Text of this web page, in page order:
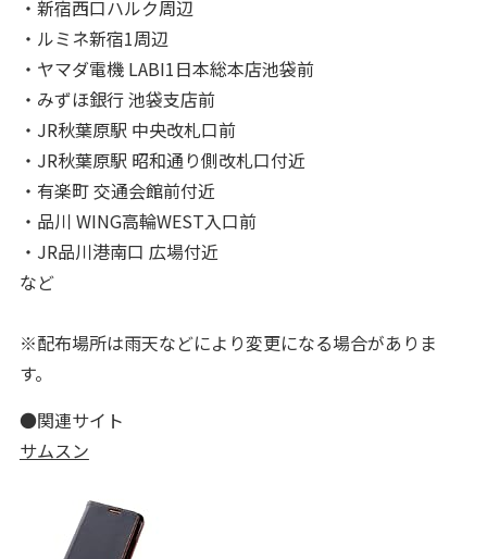
・新宿西口ハルク周辺
・ルミネ新宿1周辺
・ヤマダ電機 LABI1日本総本店池袋前
・みずほ銀行 池袋支店前
・JR秋葉原駅 中央改札口前
・JR秋葉原駅 昭和通り側改札口付近
・有楽町 交通会館前付近
・品川 WING高輪WEST入口前
・JR品川港南口 広場付近
など
※配布場所は雨天などにより変更になる場合がありま
す。
●関連サイト
サムスン